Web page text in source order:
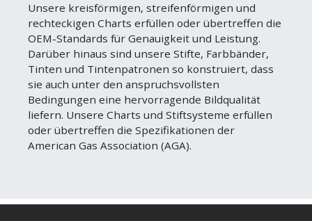
Unsere kreisförmigen, streifenförmigen und
rechteckigen Charts erfüllen oder übertreffen die
OEM-Standards für Genauigkeit und Leistung.
Darüber hinaus sind unsere Stifte, Farbbänder,
Tinten und Tintenpatronen so konstruiert, dass
sie auch unter den anspruchsvollsten
Bedingungen eine hervorragende Bildqualität
liefern. Unsere Charts und Stiftsysteme erfüllen
oder übertreffen die Spezifikationen der
American Gas Association (AGA).